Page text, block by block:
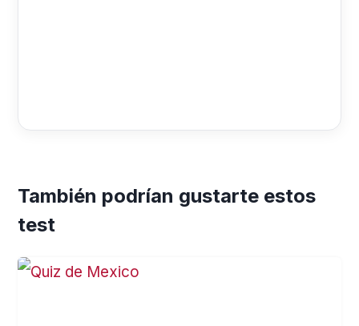
También podrían gustarte estos
test